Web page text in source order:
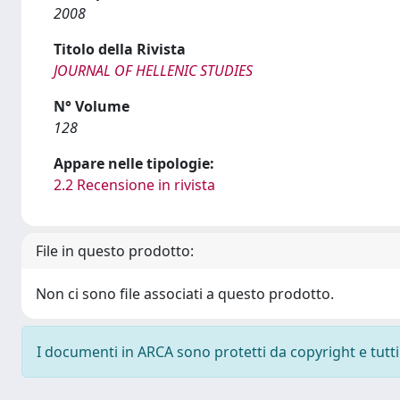
2008
Titolo della Rivista
JOURNAL OF HELLENIC STUDIES
N° Volume
128
Appare nelle tipologie:
2.2 Recensione in rivista
File in questo prodotto:
Non ci sono file associati a questo prodotto.
I documenti in ARCA sono protetti da copyright e